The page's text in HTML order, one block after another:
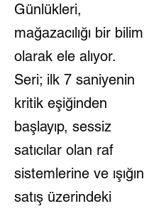
Günlükleri,
mağazacılığı bir bilim
olarak ele alıyor.
Seri; ilk 7 saniyenin
kritik eşiğinden
başlayıp, sessiz
satıcılar olan raf
sistemlerine ve ışığın
satış üzerindeki